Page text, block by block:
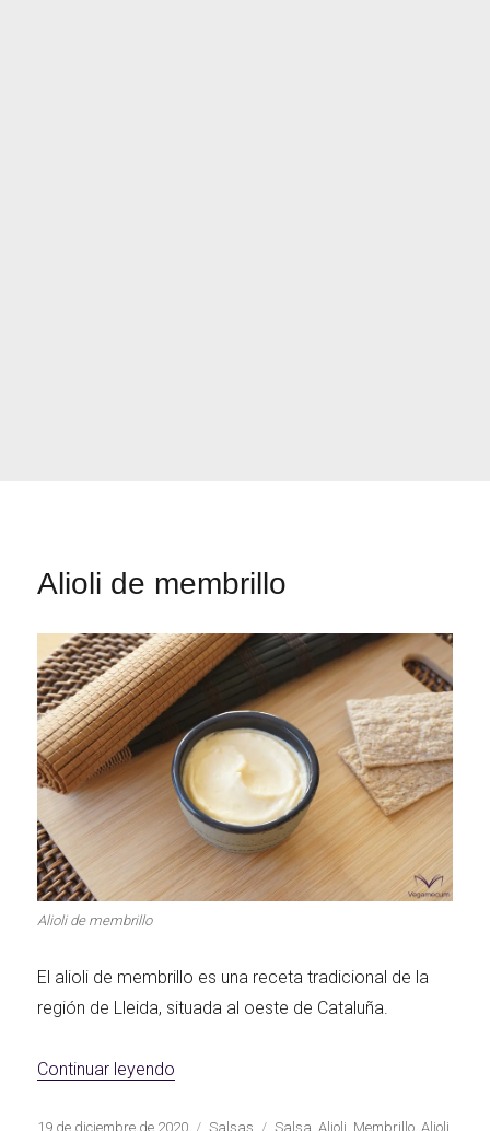
Alioli de membrillo
Alioli de membrillo
El alioli de membrillo es una receta tradicional de la
región de Lleida, situada al oeste de Cataluña.
Continuar leyendo
Publicado
19 de diciembre de 2020 Categorías
Salsas Etiquetas
Salsa ,Alioli Membrillo ,Alioli